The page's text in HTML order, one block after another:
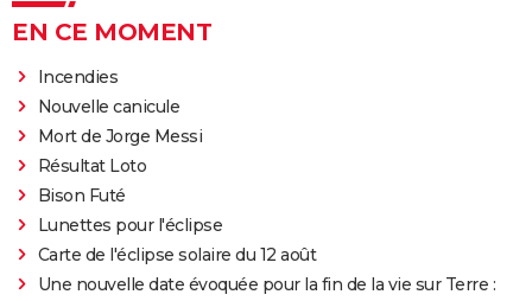
EN CE MOMENT
Incendies
Nouvelle canicule
Mort de Jorge Messi
Résultat Loto
Bison Futé
Lunettes pour l'éclipse
Carte de l'éclipse solaire du 12 août
Une nouvelle date évoquée pour la fin de la vie sur Terre :